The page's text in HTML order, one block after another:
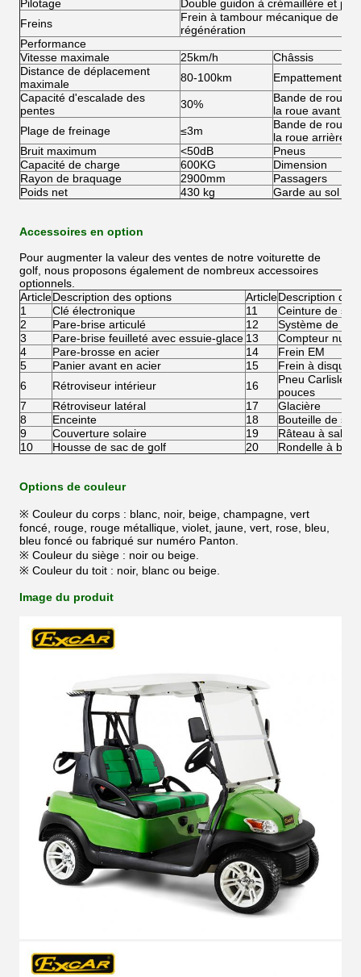
Pilotage
Double guidon à crémaillère et
Freins
Frein à tambour mécanique de
régénération
Performance
Vitesse maximale
25km/h
Châssis
Distance de déplacement
maximale
80-100km
Empattement
Capacité d'escalade des
pentes
30%
Bande de
la roue avant
Plage de freinage
≤3m
Bande de
la roue arrière
Bruit maximum
<50dB
Pneus
Capacité de charge
600KG
Dimension
Rayon de braquage
2900mm
Passagers
Poids net
430 kg Garde au sol
Accessoires en option
Pour augmenter la valeur des ventes de notre voiturette de
golf, nous proposons également de nombreux accessoires
optionnels.
ArticleDescription des options ArticleDescription des
1
Clé électronique 11
Ceinture de
2
Pare-brise articulé 12
Système de
3
Pare-brise feuilleté avec essuie-glace 13
Compteur
4
Pare-brosse en acier 14
Frein EM
5
Panier avant en acier 15
Frein à disque
6
Rétroviseur intérieur 16
Pneu Carlisle
pouces
7
Rétroviseur latéral 17
Glacière
8
Enceinte 18
Bouteille de
9
Couverture solaire 19
Râteau à sable
10
Housse de sac de golf 20 Rondelle à billes
Options de couleur
※ Couleur du corps : blanc, noir, beige, champagne, vert
foncé, rouge, rouge métallique, violet, jaune, vert, rose, bleu,
bleu foncé ou fabriqué sur numéro Panton.
※ Couleur du siège : noir ou beige.
※ Couleur du toit : noir, blanc ou beige.
Image du produit